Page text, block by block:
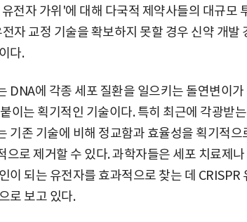
전자 가위'에 대해 다국적 제약사들의 대규모
자 교정 기술을 확보하지 못할 경우 신약 개발
다.
DNA에 각종 세포 질환을 일으키는 돌연변이
이는 획기적인 기술이다. 특히 최근에 각광받
기존 기술에 비해 정교함과 효율성을 획기적
으로 제거할 수 있다. 과학자들은 세포 치료제
이 되는 유전자를 효과적으로 찾는 데 CRISPR
로 보고 있다.